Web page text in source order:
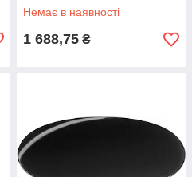
Немає в наявності
1 688,75 ₴